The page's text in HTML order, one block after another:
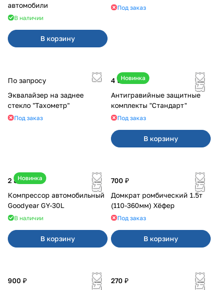
автомобили
В наличии
В корзину
Под заказ
По запросу
Эквалайзер на заднее
стекло "Тахометр"
Под заказ
Новинка
4 300 ₽
Антигравийные защитные
комплекты "Стандарт"
Под заказ
В корзину
Новинка
2 800 ₽
Компрессор автомобильный
Goodyear GY-30L
В наличии
В корзину
700 ₽
Домкрат ромбический 1.5т
(110-360мм) Хёфер
Под заказ
В корзину
900 ₽
270 ₽